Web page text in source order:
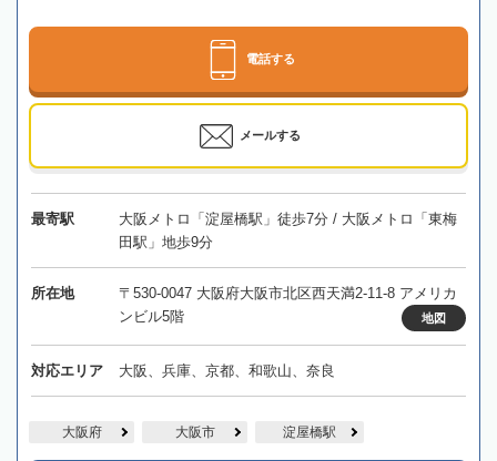
電話する
メールする
最寄駅
大阪メトロ「淀屋橋駅」徒歩7分 / 大阪メトロ「東梅
田駅」地歩9分
所在地
〒530-0047 大阪府大阪市北区西天満2-11-8 アメリカ
ンビル5階
地図
対応エリア 大阪、兵庫、京都、和歌山、奈良
大阪府 大阪市 淀屋橋駅